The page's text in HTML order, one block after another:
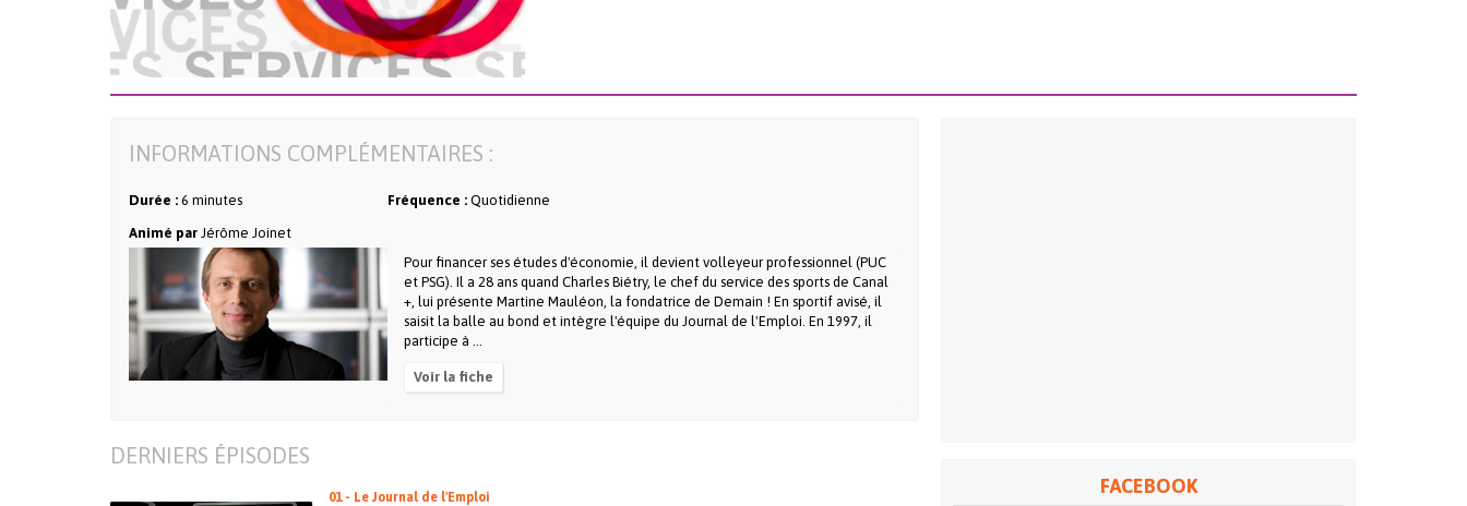
INFORMATIONS COMPLÉMENTAIRES :
Durée : 6 minutes Fréquence :Quotidienne
Animé par Jérôme Joinet
Pour financer ses études d'économie, il devient volleyeur professionnel (PUC
et PSG). Il a 28 ans quand Charles Biétry, le chef du service des sports de Canal
+, lui présente Martine Mauléon, la fondatrice de Demain ! En sportif avisé, il
saisit la balle au bond et intègre l'équipe du Journal de l'Emploi. En 1997, il
participe à ...
Voir la fiche
DERNIERS ÉPISODES
01 - Le Journal de l'Emploi FACEBOOK